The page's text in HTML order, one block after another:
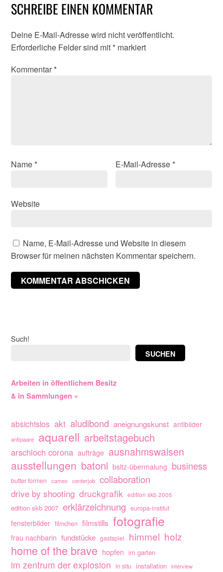
SCHREIBE EINEN KOMMENTAR
Deine E-Mail-Adresse wird nicht veröffentlicht.
Erforderliche Felder sind mit * markiert
Kommentar *
Name * E-Mail-Adresse *
Website
Name, E-Mail-Adresse und Website in diesem
Browser für meinen nächsten Kommentar speichern.
Such!
SUCHEN
Arbeiten in öffentlichem Besitz
& in Sammlungen »
absichtslos akt aludibond aneignungskunst antibilder
antipaare aquarell arbeitstagebuch
arschloch corona aufträge ausnahmswaisen
ausstellungen batoni bsltz-übermalung business
butter formen cameo centerjob collaboration
drive by shooting druckgrafik edition skb 2005
edition skb 2007 erklärzeichnung europa-institut
fensterbilder filmchen filmstills fotografie
frau nachbarin fundstücke gastspiel himmel holz
home of the brave hopfen im garten
im zentrum der explosion in situ installation interview